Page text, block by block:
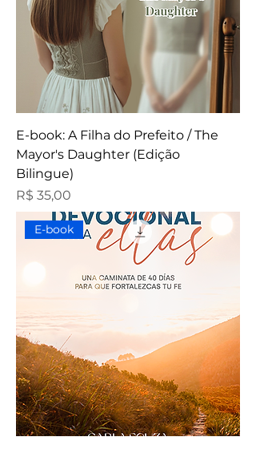
E-book: A Filha do Prefeito / The
Mayor's Daughter (Edição
Bilingue)
Preço
R$ 35,00
E-book